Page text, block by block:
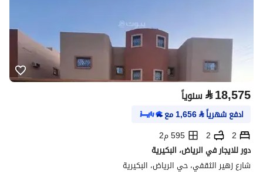
⃁18,575 سنوياً
ادفع شهرياً⃁
1,656مع
2
2
595 م2
دور للايجار في الرياض، البكيرية
شارع زهير الثقفي، حي الرياض، البكيرية